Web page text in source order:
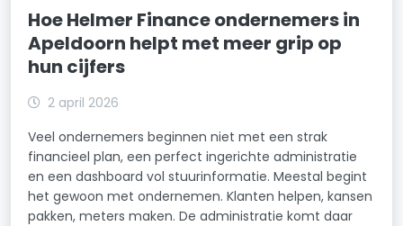
Hoe Helmer Finance ondernemers in
Apeldoorn helpt met meer grip op
hun cijfers
2 april 2026
Veel ondernemers beginnen niet met een strak
financieel plan, een perfect ingerichte administratie
en een dashboard vol stuurinformatie. Meestal begint
het gewoon met ondernemen. Klanten helpen, kansen
pakken, meters maken. De administratie komt daar